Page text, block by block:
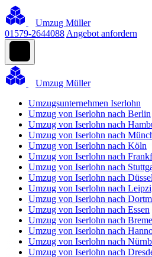
Umzug Müller
01579-2644088 Angebot anfordern
Umzug Müller
Umzugsunternehmen Iserlohn
Umzug von Iserlohn nach Berlin
Umzug von Iserlohn nach
Umzug von Iserlohn nach
Umzug von Iserlohn nach Köln
Umzug von Iserlohn nach
Umzug von Iserlohn nach
Umzug von Iserlohn nach
Umzug von Iserlohn nach
Umzug von Iserlohn nach
Umzug von Iserlohn nach Essen
Umzug von Iserlohn nach
Umzug von Iserlohn nach
Umzug von Iserlohn nach
Umzug von Iserlohn nach